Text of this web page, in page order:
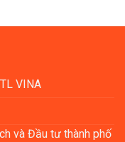
VINA
và Đầu tư thành phố